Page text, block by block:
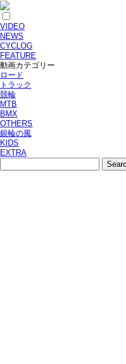
VIDEO
NEWS
CYCLOG
FEATURE
動画カテゴリー
ロード
トラック
競輪
MTB
BMX
OTHERS
銀輪の風
KIDS
EXTRA